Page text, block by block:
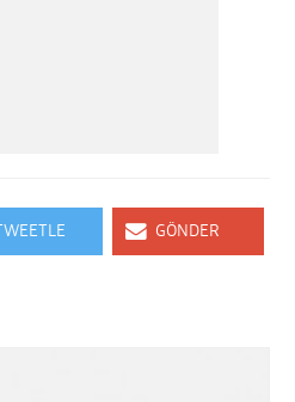
TWEETLE GÖNDER